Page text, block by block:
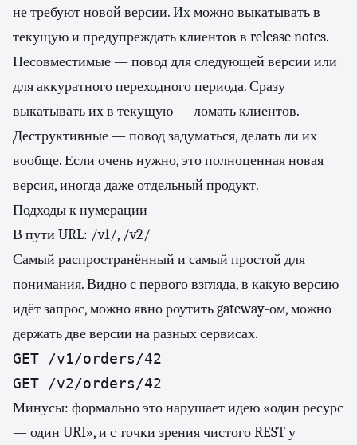
не требуют новой версии. Их можно выкатывать в
текущую и предупреждать клиентов в release notes.
Несовместимые — повод для следующей версии или
для аккуратного переходного периода. Сразу
выкатывать их в текущую — ломать клиентов.
Деструктивные — повод задуматься, делать ли их
вообще. Если очень нужно, это полноценная новая
версия, иногда даже отдельный продукт.
Подходы к нумерации
В пути URL: /v1/, /v2/
Самый распространённый и самый простой для
понимания. Видно с первого взгляда, в какую версию
идёт запрос, можно явно роутить gateway-ом, можно
держать две версии на разных сервисах.
GET /v1/orders/42
Минусы: формально это нарушает идею «один ресурс
— один URI», и с точки зрения чистого REST у